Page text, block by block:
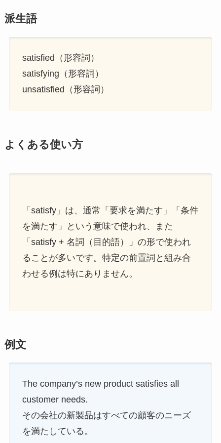
派生語
satisfied（形容詞）
satisfying（形容詞）
unsatisfied（形容詞）
よくある使い方
「satisfy」は、通常「要求を満たす」「条件
を満たす」という意味で使われ、また
「satisfy + 名詞（目的語）」の形で使われ
ることが多いです。特定の前置詞と組み合
わせる例は特にありません。
例文
The company’s new product satisfies all
customer needs.
その会社の新製品はすべての顧客のニーズ
を満たしている。